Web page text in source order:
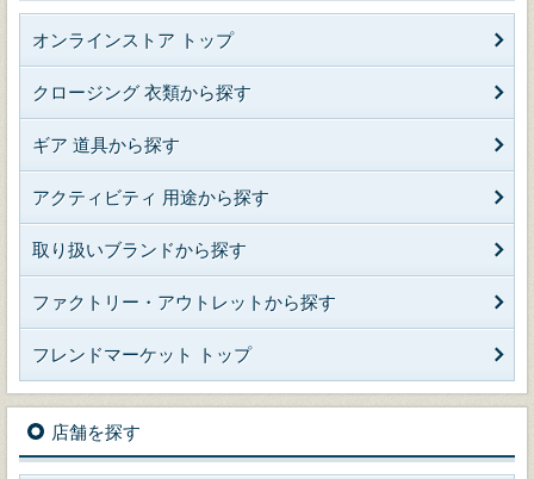
オンラインストア トップ
クロージング 衣類から探す
ギア 道具から探す
アクティビティ 用途から探す
取り扱いブランドから探す
ファクトリー・アウトレットから探す
フレンドマーケット トップ
店舗を探す